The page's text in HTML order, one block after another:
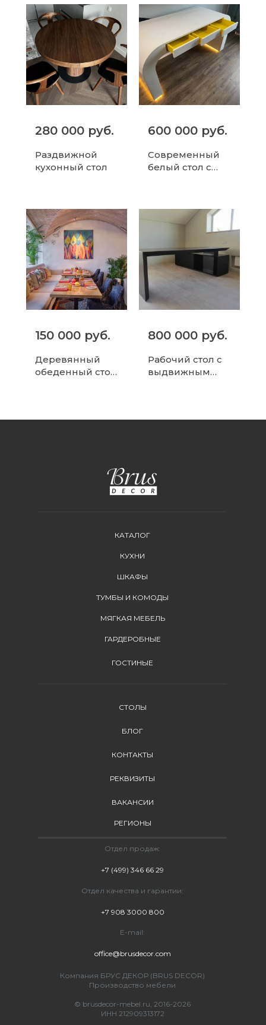
280 000 руб.
Раздвижной
кухонный стол
600 000 руб.
Современный
белый стол с
150 000 руб.
Деревянный
обеденный стол
800 000 руб.
Рабочий стол с
выдвижным
КАТАЛОГ
Компания БРУС ДЕКОР (BRUS DECOR)
Производство мебели
© brusdecor-mebel.ru, 2016-2026
ИНН 212909313172
КУХНИ
ШКАФЫ
ТУМБЫ И КОМОДЫ
МЯГКАЯ МЕБЕЛЬ
ГАРДЕРОБНЫЕ
ГОСТИНЫЕ
БЛОГ
КОНТАКТЫ
РЕКВИЗИТЫ
СТОЛЫ
Отдел продаж:
+7 (499) 346 66 29
Отдел качества и гарантии:
+7 908 3000 800
E-mail:
office@brusdecor.com
ВАКАНСИИ
РЕГИОНЫ